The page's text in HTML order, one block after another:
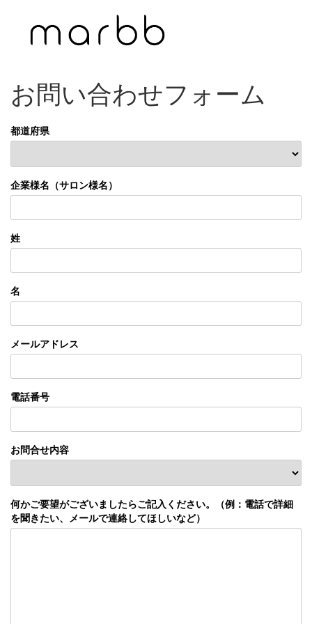
お問い合わせフォーム
都道府県
企業様名（サロン様名）
姓
名
メールアドレス
電話番号
お問合せ内容
何かご要望がございましたらご記入ください。（例：電話で詳細
を聞きたい、メールで連絡してほしいなど）